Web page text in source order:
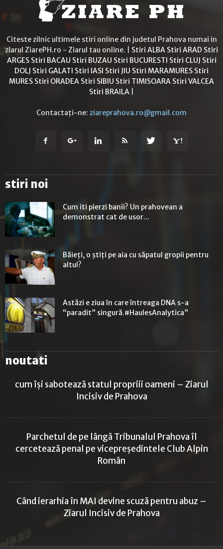
Citeste zilnic ultimele stiri online din judetul Prahova numai in
ziarul ZiarePH.ro - Ziarul tau online. | Stiri ALBA Stiri ARAD Stiri
ARGES Stiri BACAU Stiri BUZAU Stiri BUCURESTI Stiri CLUJ Stiri
DOLJ Stiri GALATI Stiri IASI Stiri JIU Stiri MARAMURES Stiri
MURES Stiri ORADEA Stiri SIBIU Stiri TIMISOARA Stiri VALCEA
Stiri BRAILA
Contactați-ne: ziareprahova.ro@gmail.com
stiri noi
Cum iti pierzi banii? Un prahovean a
demonstrat cat de usor...
Băieţi, o ştiţi pe aia cu săpatul gropii pentru
altul?
Astăzi e ziua în care întreaga DNA s-a
“paradit” singură.#HaulesAnalytica”
noutati
cum își sabotează statul propriii oameni – Ziarul
Incisiv de Prahova
Parchetul de pe lângă Tribunalul Prahova îl
cercetează penal pe vicepreședintele Club Alpin
Român
Când ierarhia în MAI devine scuză pentru abuz –
Ziarul Incisiv de Prahova